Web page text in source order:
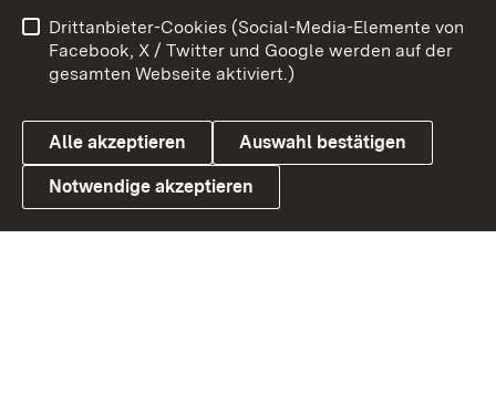
Link zum Landesportal
Benutzungshinweise
Barrierefreiheit
Datenschutz
Cookies
Drittanbieter-Cookies (Social-Media-Elemente von
Facebook, X / Twitter und Google werden auf der
gesamten Webseite aktiviert.)
Alle akzeptieren Auswahl bestätigen
Notwendige akzeptieren